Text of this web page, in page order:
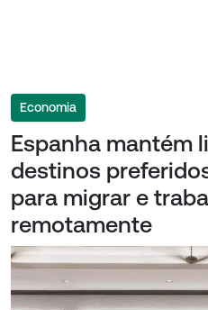
Economia
Espanha mantém
destinos
para migrar e
remotamente